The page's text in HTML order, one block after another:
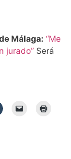
Málaga: “Me
jurado” Será